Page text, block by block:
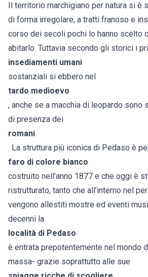
Il territorio marchigiano per natura si è
di forma irregolare, a tratti franoso e
corso dei secoli pochi lo hanno scelto
abitarlo. Tuttavia secondo gli storici i
insediamenti umani
sostanziali si ebbero nel
tardo medioevo
, anche se a macchia di leopardo sono
di presenza dei
romani
. La struttura più iconica di Pedaso è
faro di colore bianco
costruito nell’anno 1877 e che oggi è
ristrutturato, tanto che all’interno nel
vengono allestiti mostre ed eventi
decenni la
località di Pedaso
è entrata prepotentemente nel mondo
massa- grazie soprattutto alle sue